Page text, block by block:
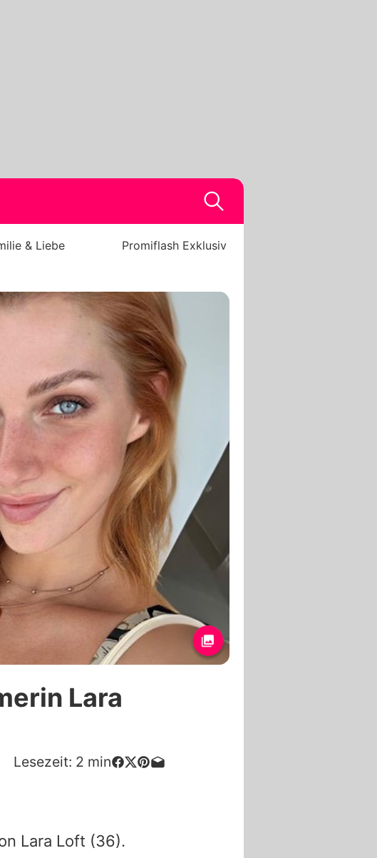
& Liebe Promiflash Exklusiv
Lara
Lesezeit: 2 min
Lara Loft (36).